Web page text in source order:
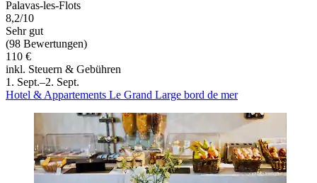
Palavas-les-Flots
8,2/10
Sehr gut
(98 Bewertungen)
110 €
inkl. Steuern & Gebühren
1. Sept.–2. Sept.
Hotel & Appartements Le Grand Large bord de mer